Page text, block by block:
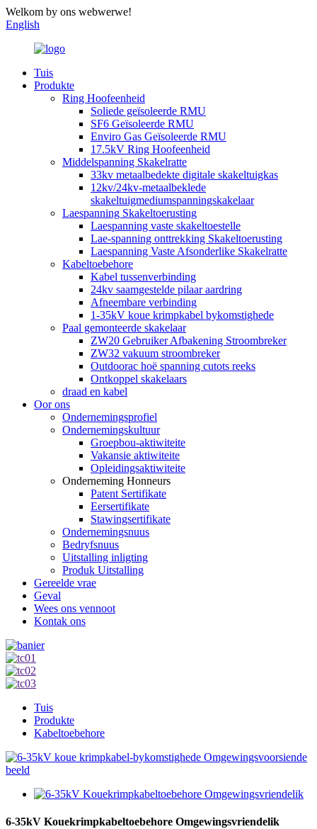
Welkom by ons webwerwe!
English
Tuis
Produkte
Ring Hoofeenheid
Soliede geïsoleerde RMU
SF6 Geïsoleerde RMU
Enviro Gas Geïsoleerde RMU
17.5kV Ring Hoofeenheid
Middelspanning Skakelratte
33kv metaalbedekte digitale skakeltuigkas
12kv/24kv-metaalbeklede
skakeltuigmediumspanningskakelaar
Laespanning Skakeltoerusting
Laespanning vaste skakeltoestelle
Lae-spanning onttrekking Skakeltoerusting
Laespanning Vaste Afsonderlike Skakelratte
Kabeltoebehore
Kabel tussenverbinding
24kv saamgestelde pilaar aardring
Afneembare verbinding
1-35kV koue krimpkabel bykomstighede
Paal gemonteerde skakelaar
ZW20 Gebruiker Afbakening Stroombreker
ZW32 vakuum stroombreker
Outdoorac hoë spanning cutots reeks
Ontkoppel skakelaars
draad en kabel
Oor ons
Ondernemingsprofiel
Ondernemingskultuur
Groepbou-aktiwiteite
Vakansie aktiwiteite
Opleidingsaktiwiteite
Onderneming Honneurs
Patent Sertifikate
Eersertifikate
Stawingsertifikate
Ondernemingsnuus
Bedryfsnuus
Uitstalling inligting
Produk Uitstalling
Gereelde vrae
Geval
Wees ons vennoot
Kontak ons
Tuis
Produkte
Kabeltoebehore
6-35kV Kouekrimpkabeltoebehore Omgewingsvriendelik